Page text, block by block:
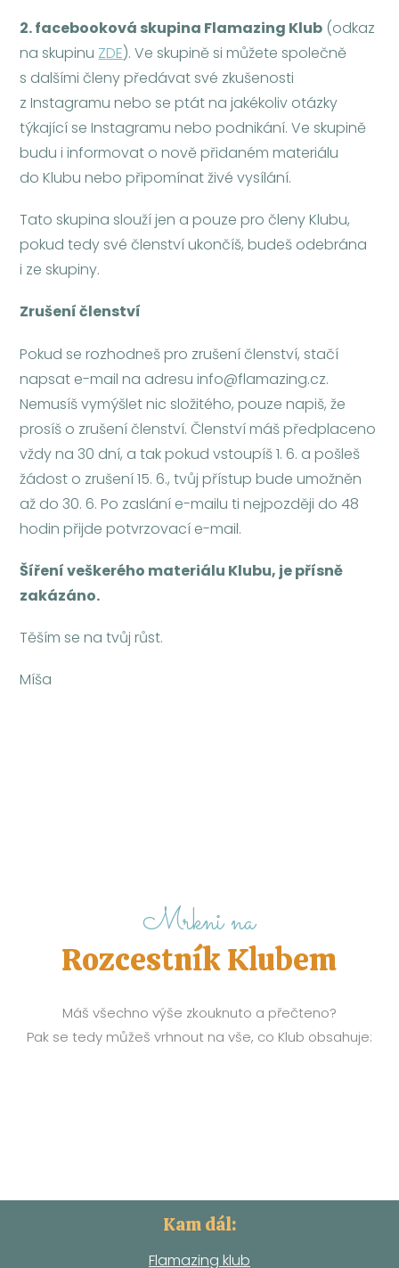
2. facebooková skupina Flamazing Klub (odkaz
na skupinu ZDE). Ve skupině si můžete společně
s dalšími členy předávat své zkušenosti
z Instagramu nebo se ptát na jakékoliv otázky
týkající se Instagramu nebo podnikání. Ve skupině
budu i informovat o nově přidaném materiálu
do Klubu nebo připomínat živé vysílání.
Tato skupina slouží jen a pouze pro členy Klubu,
pokud tedy své členství ukončíš, budeš odebrána
i ze skupiny.
Zrušení členství
Pokud se rozhodneš pro zrušení členství, stačí
napsat e-mail na adresu info@flamazing.cz.
Nemusíš vymýšlet nic složitého, pouze napiš, že
prosíš o zrušení členství. Členství máš předplaceno
vždy na 30 dní, a tak pokud vstoupíš 1. 6. a pošleš
žádost o zrušení 15. 6., tvůj přístup bude umožněn
až do 30. 6. Po zaslání e-mailu ti nejpozději do 48
hodin přijde potvrzovací e-mail.
Šíření veškerého materiálu Klubu, je přísně
zakázáno.
Těším se na tvůj růst.
Míša
Mrkni na
Rozcestník Klubem
Máš všechno výše zkouknuto a přečteno?
Pak se tedy můžeš vrhnout na vše, co Klub obsahuje:
Kam dál:
Flamazing klub